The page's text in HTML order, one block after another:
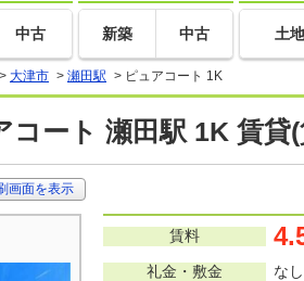
中古 新築 中古 土地
> 大津市 > 瀬田駅 > ピュアコート 1K
コート 瀬田駅 1K 賃
画面を表示
賃料
礼金・敷金
な